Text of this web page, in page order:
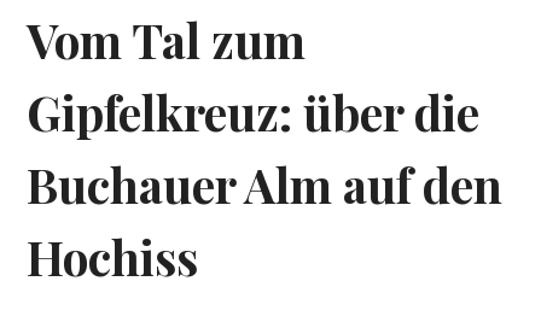
Vom Tal zum
Gipfelkreuz: über die
Buchauer Alm auf den
Hochiss